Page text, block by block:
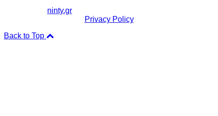
ninty.gr
Privacy Policy
Back to Top